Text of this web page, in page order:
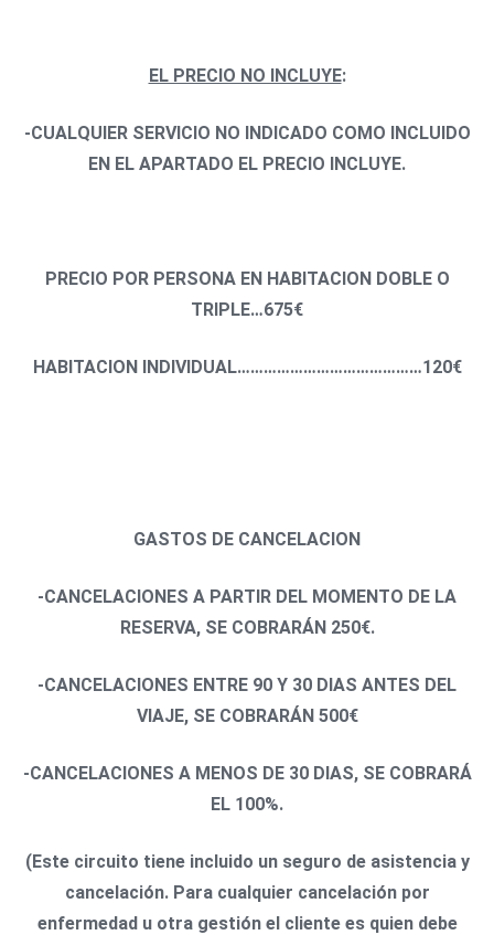
EL PRECIO NO INCLUYE:
-CUALQUIER SERVICIO NO INDICADO COMO INCLUIDO
EN EL APARTADO EL PRECIO INCLUYE.
PRECIO POR PERSONA EN HABITACION DOBLE O
TRIPLE…675€
HABITACION INDIVIDUAL……………………………………120€
GASTOS DE CANCELACION
-CANCELACIONES A PARTIR DEL MOMENTO DE LA
RESERVA, SE COBRARÁN 250€.
-CANCELACIONES ENTRE 90 Y 30 DIAS ANTES DEL
VIAJE, SE COBRARÁN 500€
-CANCELACIONES A MENOS DE 30 DIAS, SE COBRARÁ
EL 100%.
(Este circuito tiene incluido un seguro de asistencia y
cancelación. Para cualquier cancelación por
enfermedad u otra gestión el cliente es quien debe